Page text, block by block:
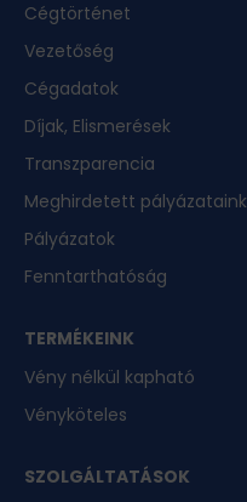
Cégtörténet
Vezetőség
Cégadatok
Díjak, Elismerések
Transzparencia
Meghirdetett pályázataink
Pályázatok
Fenntarthatóság
TERMÉKEINK
Vény nélkül kapható
Vényköteles
SZOLGÁLTATÁSOK